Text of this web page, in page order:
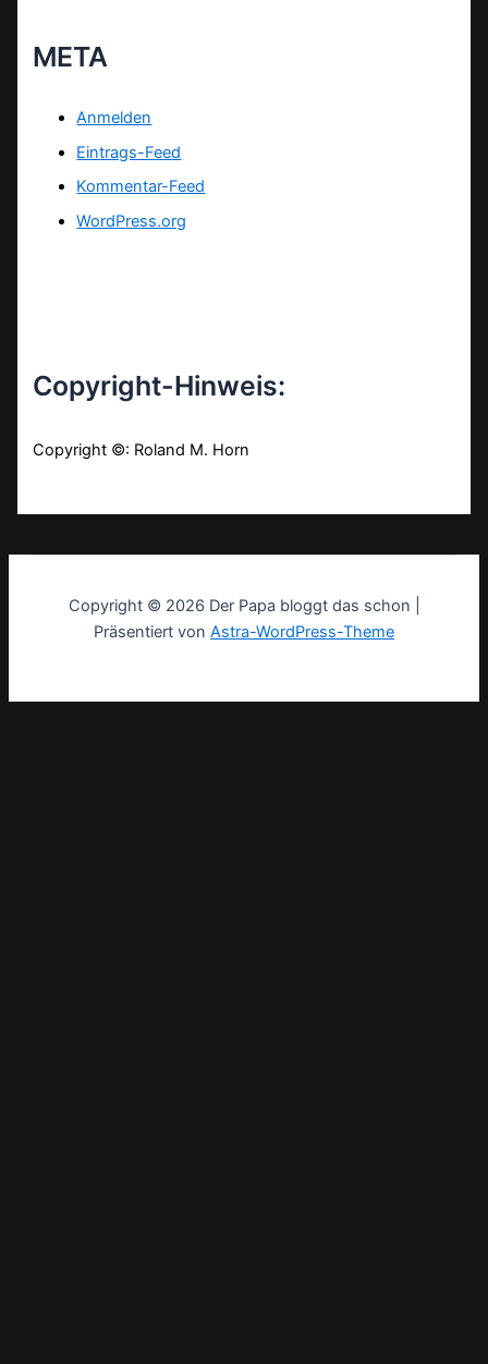
META
Anmelden
Eintrags-Feed
Kommentar-Feed
WordPress.org
Copyright-Hinweis:
Copyright ©: Roland M. Horn
Copyright © 2026 Der Papa bloggt das schon |
Präsentiert von Astra-WordPress-Theme